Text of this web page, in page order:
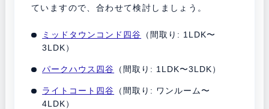
ていますので、合わせて検討しましょう。
ミッドタウンコンド四谷 （間取り: 1LDK〜
3LDK）
パークハウス四谷 （間取り: 1LDK〜3LDK）
ライトコート四谷 （間取り: ワンルーム〜
4LDK）